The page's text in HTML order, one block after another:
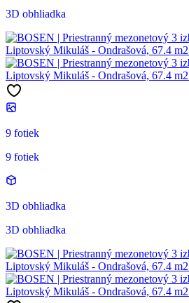
3D obhliadka
9 fotiek
9 fotiek
3D obhliadka
3D obhliadka